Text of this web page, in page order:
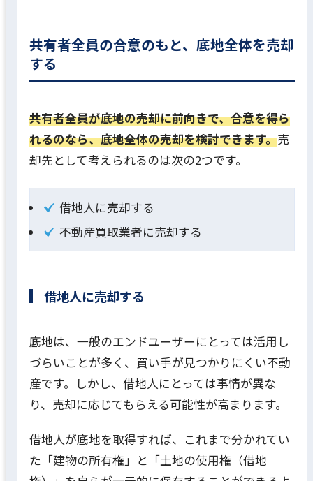
共有者全員の合意のもと、底地全体を売却
する
共有者全員が底地の売却に前向きで、合意を得ら
れるのなら、底地全体の売却を検討できます。売
却先として考えられるのは次の2つです。
借地人に売却する
不動産買取業者に売却する
借地人に売却する
底地は、一般のエンドユーザーにとっては活用し
づらいことが多く、買い手が見つかりにくい不動
産です。しかし、借地人にとっては事情が異な
り、売却に応じてもらえる可能性が高まります。
借地人が底地を取得すれば、これまで分かれてい
た「建物の所有権」と「土地の使用権（借地